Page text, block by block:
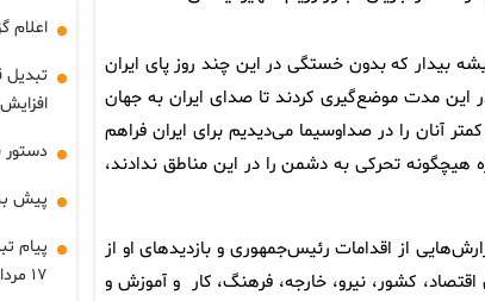
بیدار که بدون خستگی در این چند روز پای ایران
این مدت موضع‌گیری کردند تا صدای ایران به جهان
آنان را در صداوسیما می‌دیدیم برای ایران فراهم
هیچگونه تحرکی به دشمن را در این مناطق ندادند،
از اقدامات رئیس‌جمهوری و بازدیدهای او از
کشور، نیرو، خارجه، فرهنگ، کار و آموزش و
اعلام
تبدیل
پیش
پیام
۱۷ مرداد، روز خبرنگار